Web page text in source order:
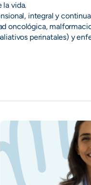
la vida.
integral y
oncológica,
perinatales) y